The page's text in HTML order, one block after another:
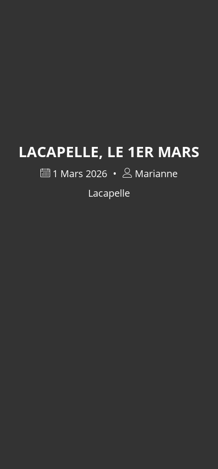
LACAPELLE, LE 1ER MARS
1 Mars 2026
Marianne
Lacapelle